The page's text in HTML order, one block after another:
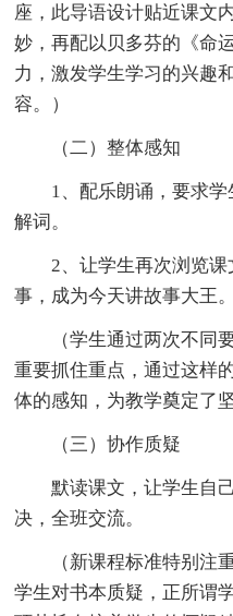
座，此导语设计贴近课文
妙，再配以贝多芬的《命
力，激发学生学习的兴趣
容。）
（二）整体感知
1、配乐朗诵，要求学
解词。
2、让学生再次浏览课
事，成为今天讲故事大王。
（学生通过两次不同要
重要抓住重点，通过这样
体的感知，为教学奠定了
（三）协作质疑
默读课文，让学生自己
决，全班交流。
（新课程标准特别注重
学生对书本质疑，正所谓